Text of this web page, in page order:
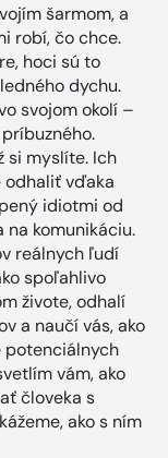
šarmom, a
robí, čo chce.
hoci sú to
dychu.
svojom okolí –
si myslíte. Ich
odhaliť vďaka
idiotmi od
na komunikáciu.
reálnych ľudí
spoľahlivo
živote, odhalí
a naučí vás, ako
potenciálnych
vám, ako
človeka s
ako s ním